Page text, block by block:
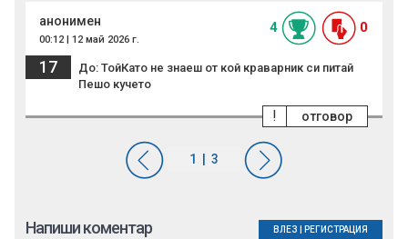
анонимен
00:12 | 12 май 2026 г.
4 0
17
До: ТойКато не знаеш от кой краварник си питай
Пешо кучето
отговор
!
Напиши коментар ВЛЕЗ РЕГИСТРАЦИЯ